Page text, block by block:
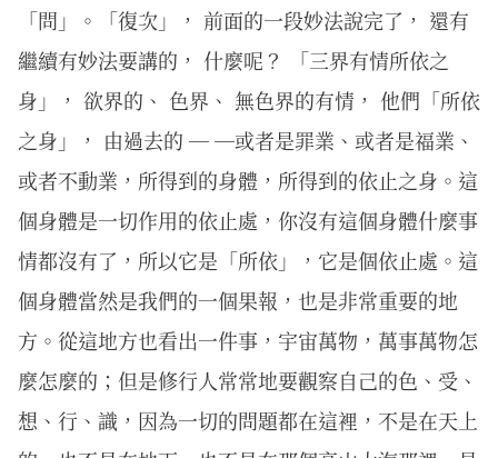
「問」。「復次」， 前面的一段妙法說完了， 還有
繼續有妙法要講的， 什麼呢？ 「三界有情所依之
身」， 欲界的、 色界、 無色界的有情， 他們「所依
之身」， 由過去的 ─ ─或者是罪業、或者是福業、
或者不動業，所得到的身體，所得到的依止之身。這
個身體是一切作用的依止處，你沒有這個身體什麼事
情都沒有了，所以它是「所依」，它是個依止處。這
個身體當然是我們的一個果報，也是非常重要的地
方。從這地方也看出一件事，宇宙萬物，萬事萬物怎
麼怎麼的；但是修行人常常地要觀察自己的色、受、
想、行、識，因為一切的問題都在這裡，不是在天上